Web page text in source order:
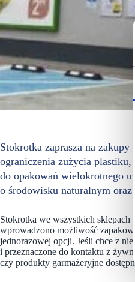
Stokrotka zaprasza na
ograniczenia zużycia
do opakowań wielokrotnego
o środowisku naturalnym
Stokrotka we wszystkich sklepach
wprowadzono możliwość
jednorazowej opcji. Jeśli chce z
i przeznaczone do kontaktu z
czy produkty garmażeryjne